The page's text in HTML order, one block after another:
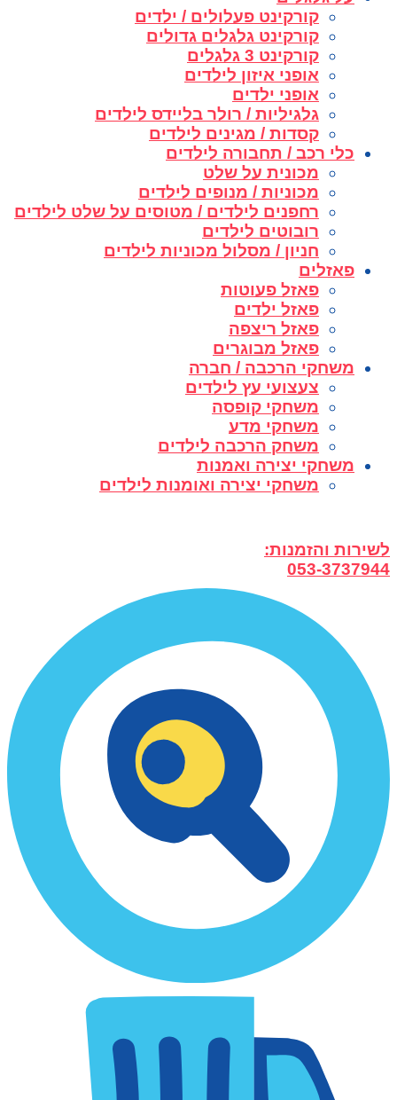
קורקינט פעלולים / ילדים
קורקינט גלגלים גדולים
קורקינט 3 גלגלים
אופני איזון לילדים
אופני ילדים
גלגיליות / רולר בליידס לילדים
קסדות / מגינים לילדים
כלי רכב / תחבורה לילדים
מכונית על שלט
מכוניות / מנופים לילדים
רחפנים לילדים / מטוסים על שלט לילדים
רובוטים לילדים
חניון / מסלול מכוניות לילדים
פאזלים
פאזל פעוטות
פאזל ילדים
פאזל ריצפה
פאזל מבוגרים
משחקי הרכבה / חברה
צעצועי עץ לילדים
משחקי קופסה
משחקי מדע
משחק הרכבה לילדים
משחקי יצירה ואמנות
משחקי יצירה ואומנות לילדים
לשירות והזמנות:
053-3737944